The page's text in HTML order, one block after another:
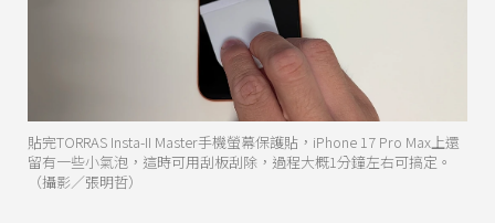
貼完TORRAS Insta-II Master手機螢幕保護貼，iPhone 17 Pro Max上還
留有一些小氣泡，這時可用刮板刮除，過程大概1分鐘左右可搞定。
（攝影／張明哲）